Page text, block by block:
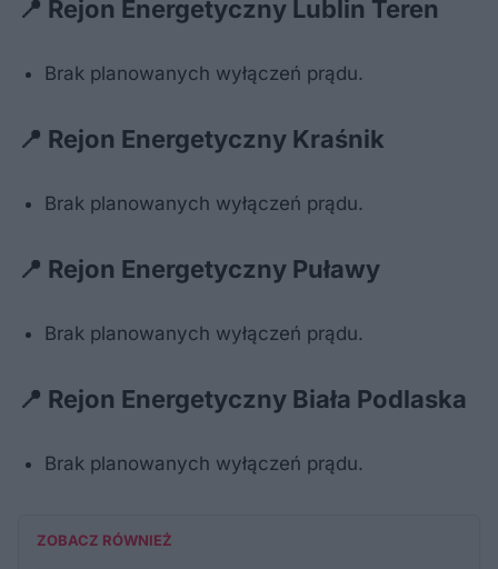
📍 Rejon Energetyczny Lublin Teren
Brak planowanych wyłączeń prądu.
📍 Rejon Energetyczny Kraśnik
Brak planowanych wyłączeń prądu.
📍 Rejon Energetyczny Puławy
Brak planowanych wyłączeń prądu.
📍 Rejon Energetyczny Biała Podlaska
Brak planowanych wyłączeń prądu.
ZOBACZ RÓWNIEŻ